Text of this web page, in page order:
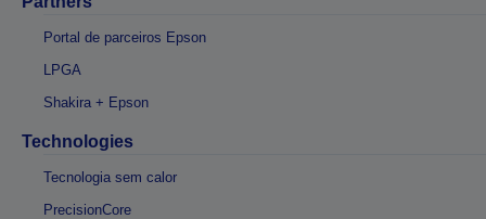
Portal de parceiros Epson
LPGA
Shakira + Epson
Technologies
Tecnologia sem calor
PrecisionCore